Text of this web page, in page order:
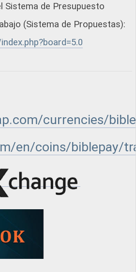
Sistema de Presupuesto
(Sistema de Propuestas):
currencies/
en/coins/biblepay/